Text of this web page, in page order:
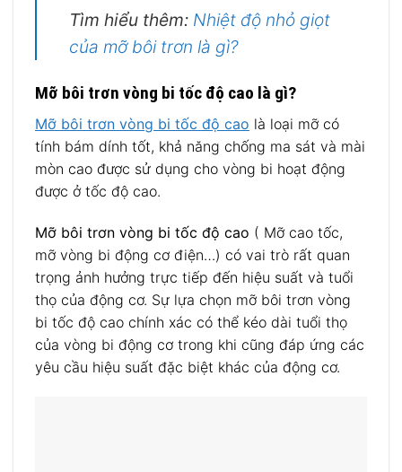
Tìm hiểu thêm: Nhiệt độ nhỏ giọt
của mỡ bôi trơn là gì?
Mỡ bôi trơn vòng bi tốc độ cao là gì?
Mỡ bôi trơn vòng bi tốc độ cao là loại mỡ có
tính bám dính tốt, khả năng chống ma sát và mài
mòn cao được sử dụng cho vòng bi hoạt động
được ở tốc độ cao.
Mỡ bôi trơn vòng bi tốc độ cao ( Mỡ cao tốc,
mỡ vòng bi động cơ điện…) có vai trò rất quan
trọng ảnh hưởng trực tiếp đến hiệu suất và tuổi
thọ của động cơ. Sự lựa chọn mỡ bôi trơn vòng
bi tốc độ cao chính xác có thể kéo dài tuổi thọ
của vòng bi động cơ trong khi cũng đáp ứng các
yêu cầu hiệu suất đặc biệt khác của động cơ.